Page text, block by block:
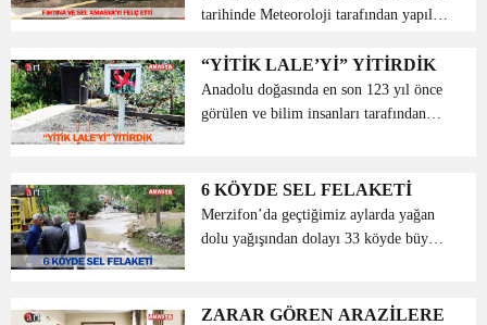
tarihinde Meteoroloji tarafından yapılan
olmak üzere gece boyunca yoğun
yağmur yağışı ve şiddetli fırtına olacağı
bildirilmişti...
“YİTİK LALE’Yİ” YİTİRDİK
Anadolu doğasında en son 123 yıl önce
görülen ve bilim insanları tarafından
kazandırılan 123 yıl aradan sonra ana
yurdu Am...
6 KÖYDE SEL FELAKETİ
Merzifon’da geçtiğimiz aylarda yağan
dolu yağışından dolayı 33 köyde büyük
Sabah saatlerinde başlayan aşırı
ZARAR GÖREN ARAZİLERE